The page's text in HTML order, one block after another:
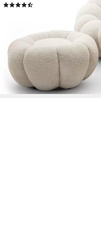
lieferbar - in 6-7 Werktagen bei dir